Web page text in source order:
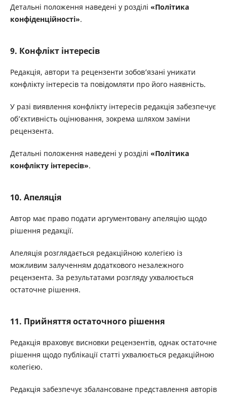
Детальні положення наведені у розділі «Політика
конфіденційності».
9. Конфлікт інтересів
Редакція, автори та рецензенти зобов’язані уникати
конфлікту інтересів та повідомляти про його наявність.
У разі виявлення конфлікту інтересів редакція забезпечує
об’єктивність оцінювання, зокрема шляхом заміни
рецензента.
Детальні положення наведені у розділі «Політика
конфлікту інтересів».
10. Апеляція
Автор має право подати аргументовану апеляцію щодо
рішення редакції.
Апеляція розглядається редакційною колегією із
можливим залученням додаткового незалежного
рецензента. За результатами розгляду ухвалюється
остаточне рішення.
11. Прийняття остаточного рішення
Редакція враховує висновки рецензентів, однак остаточне
рішення щодо публікації статті ухвалюється редакційною
колегією.
Редакція забезпечує збалансоване представлення авторів